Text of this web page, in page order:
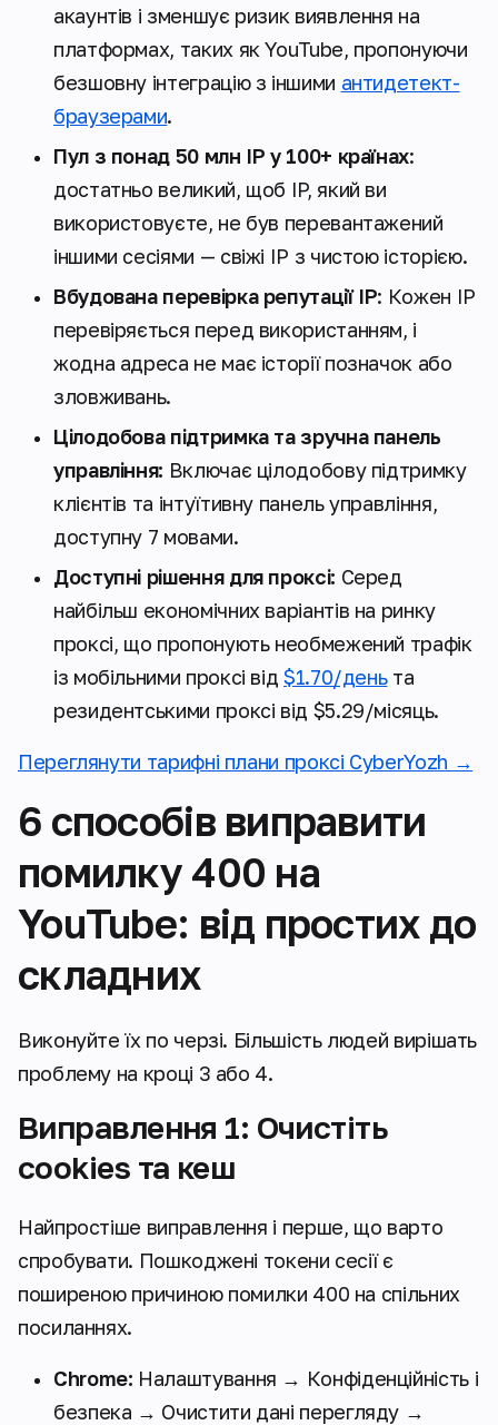
акаунтів і зменшує ризик виявлення на
платформах, таких як YouTube, пропонуючи
безшовну інтеграцію з іншими антидетект-
браузерами.
Пул з понад 50 млн IP у 100+ країнах:
достатньо великий, щоб IP, який ви
використовуєте, не був перевантажений
іншими сесіями — свіжі IP з чистою історією.
Вбудована перевірка репутації IP: Кожен IP
перевіряється перед використанням, і
жодна адреса не має історії позначок або
зловживань.
Цілодобова підтримка та зручна панель
управління: Включає цілодобову підтримку
клієнтів та інтуїтивну панель управління,
доступну 7 мовами.
Доступні рішення для проксі: Серед
найбільш економічних варіантів на ринку
проксі, що пропонують необмежений трафік
із мобільними проксі від $1.70/деньта
резидентськими проксі від $5.29/місяць.
Переглянути тарифні плани проксі CyberYozh →
6 способів виправити
помилку 400 на
YouTube: від простих до
складних
Виконуйте їх по черзі. Більшість людей вирішать
проблему на кроці 3 або 4.
Виправлення 1: Очистіть
cookies та кеш
Найпростіше виправлення і перше, що варто
спробувати. Пошкоджені токени сесії є
поширеною причиною помилки 400 на спільних
посиланнях.
Chrome: Налаштування → Конфіденційність і
безпека → Очистити дані перегляду →